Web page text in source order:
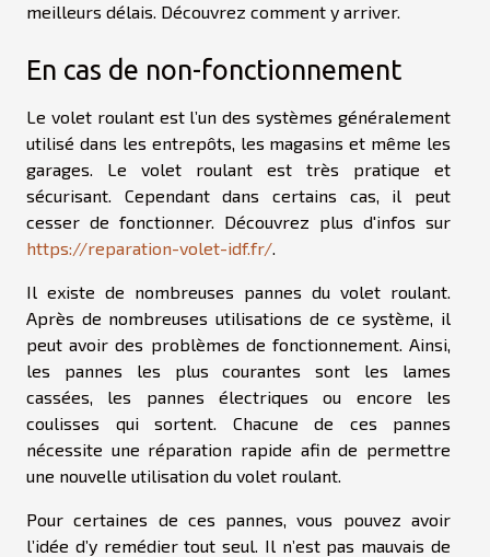
meilleurs délais. Découvrez comment y arriver.
En cas de non-fonctionnement
Le volet roulant est l’un des systèmes généralement
utilisé dans les entrepôts, les magasins et même les
garages. Le volet roulant est très pratique et
sécurisant. Cependant dans certains cas, il peut
cesser de fonctionner. Découvrez plus d'infos sur
https://reparation-volet-idf.fr/
Il existe de nombreuses pannes du volet roulant.
Après de nombreuses utilisations de ce système, il
peut avoir des problèmes de fonctionnement. Ainsi,
les pannes les plus courantes sont les lames
cassées, les pannes électriques ou encore les
coulisses qui sortent. Chacune de ces pannes
nécessite une réparation rapide afin de permettre
une nouvelle utilisation du volet roulant.
Pour certaines de ces pannes, vous pouvez avoir
l’idée d’y remédier tout seul. Il n’est pas mauvais de